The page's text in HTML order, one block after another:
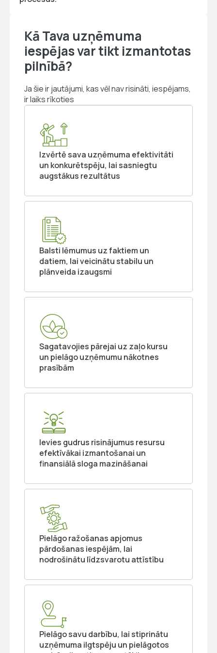
Kā Tava uzņēmuma
iespējas var tikt izmantotas
pilnībā?
Ja šie ir jautājumi, kas vēl nav risināti, iespējams,
ir laiks rīkoties
Izvērtē sava uzņēmuma efektivitāti
un konkurētspēju, lai sasniegtu
augstākus rezultātus
Balsti lēmumus uz faktiem un
datiem, lai veicinātu stabilu un
plānveida izaugsmi
Sagatavojies pārejai uz zaļo kursu
un pielāgo uzņēmumu nākotnes
prasībām
Ievies gudrus risinājumus resursu
efektīvākai izmantošanai un
finansiālā sloga mazināšanai
Pielāgo ražošanas apjomus
pārdošanas iespējām, lai
nodrošinātu līdzsvarotu attīstību
Pielāgo savu darbību, lai stiprinātu
uzņēmuma ilgtspēju un pielāgotos